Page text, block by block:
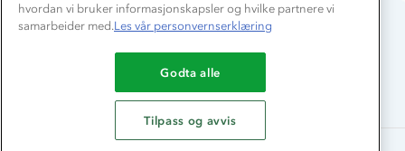
Du betaler enkelt med
hvordan vi bruker informasjonskapsler og hvilke partnere vi
samarbeider med.Les vår personvernserklæring
Godta alle
Tilpass og avvis